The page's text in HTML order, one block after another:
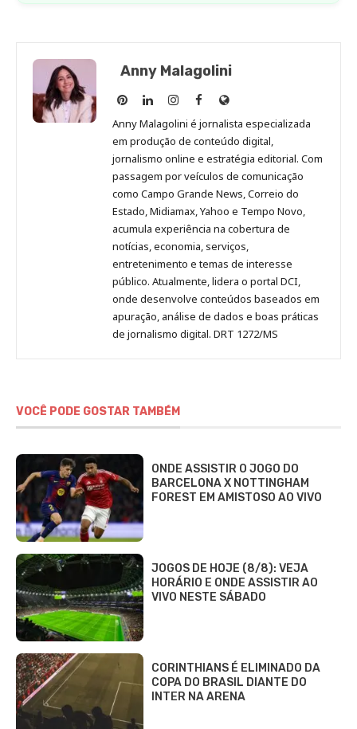
Anny Malagolini
Anny
Malagolini
no
Pinterest
Anny
Malagolini
no
LinkedIn
Anny
Malagolini
no
Instagram
Anny
Malagolini
no
Facebook
Site
de
Anny
Malagolini
Anny Malagolini é jornalista especializada
em produção de conteúdo digital,
jornalismo online e estratégia editorial. Com
passagem por veículos de comunicação
como Campo Grande News, Correio do
Estado, Midiamax, Yahoo e Tempo Novo,
acumula experiência na cobertura de
notícias, economia, serviços,
entretenimento e temas de interesse
público. Atualmente, lidera o portal DCI,
onde desenvolve conteúdos baseados em
apuração, análise de dados e boas práticas
de jornalismo digital. DRT 1272/MS
VOCÊ PODE GOSTAR TAMBÉM
ONDE ASSISTIR O JOGO DO
BARCELONA X NOTTINGHAM
FOREST EM AMISTOSO AO VIVO
JOGOS DE HOJE (8/8): VEJA
HORÁRIO E ONDE ASSISTIR AO
VIVO NESTE SÁBADO
CORINTHIANS É ELIMINADO DA
COPA DO BRASIL DIANTE DO
INTER NA ARENA